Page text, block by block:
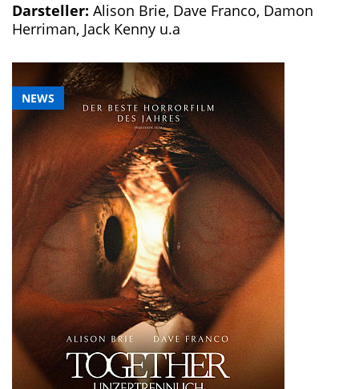
NEWS
Darsteller: Alison Brie, Dave Franco, Damon
Herriman, Jack Kenny u.a